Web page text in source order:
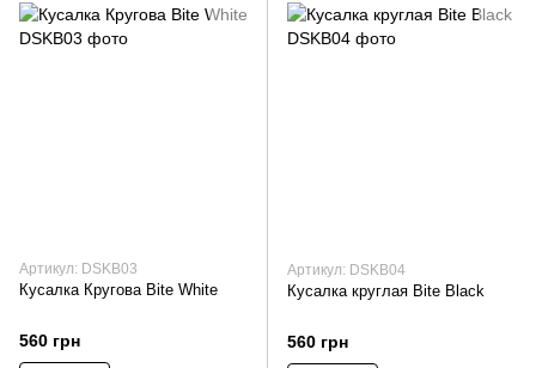
Артикул: DSKB03
Кусалка Кругова Bite White
560 грн
Артикул: DSKB04
Кусалка круглая Bite Black
560 грн